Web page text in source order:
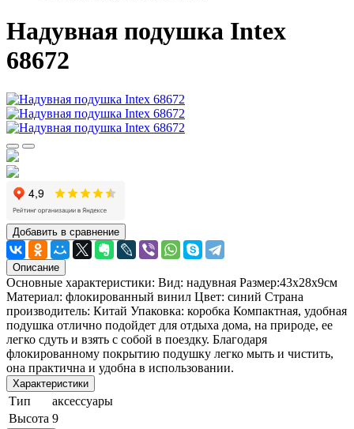
Надувная подушка Intex
68672
Добавить в сравнение
Описание
Основные характеристики: Вид: надувная Размер:43х28х9см
Материал: флокированный винил Цвет: синий Страна
производитель: Китай Упаковка: коробка Компактная, удобная
подушка отлично подойдет для отдыха дома, на природе, ее
легко сдуть и взять с собой в поездку. Благодаря
флокированному покрытию подушку легко мыть и чистить,
она практична и удобна в использовании.
Характеристики
Тип
аксессуары
Высота 9